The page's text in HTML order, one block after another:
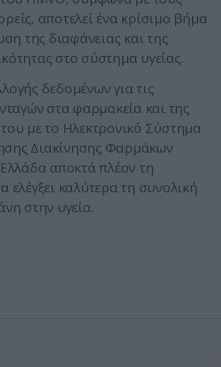
αποτελεί ένα κρίσιμο βήμα
της διαφάνειας και της
στο σύστημα υγείας.
δεδομένων για τις
στα φαρμακεία και της
με το Ηλεκτρονικό Σύστημα
Διακίνησης Φαρμάκων
αποκτά πλέον τη
ελέγξει καλύτερα τη συνολική
στην υγεία.